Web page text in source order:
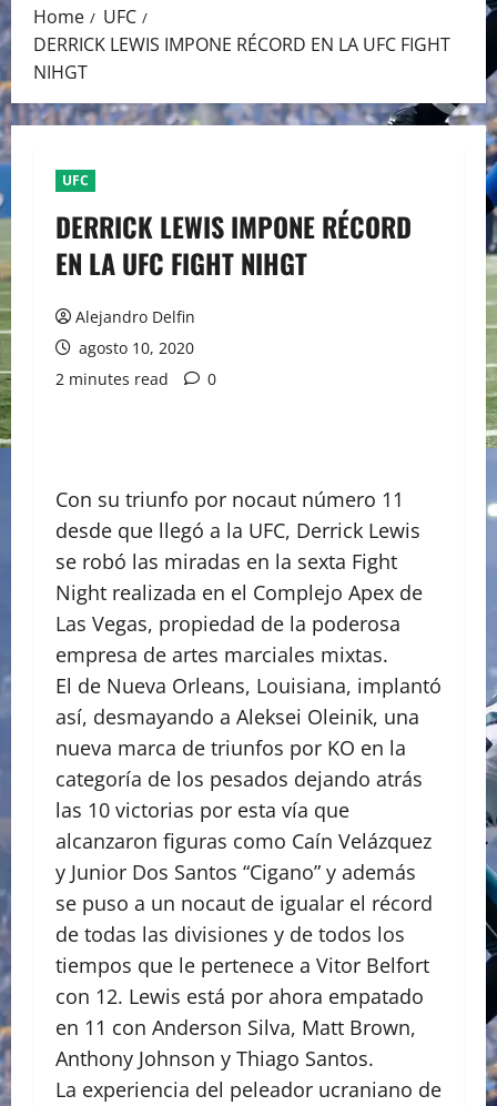
Home
UFC
DERRICK LEWIS IMPONE RÉCORD EN LA UFC FIGHT
NIHGT
UFC
DERRICK LEWIS IMPONE RÉCORD
EN LA UFC FIGHT NIHGT
Alejandro Delfin
agosto 10, 2020
2 minutes read
0
Con su triunfo por nocaut número 11
desde que llegó a la UFC, Derrick Lewis
se robó las miradas en la sexta Fight
Night realizada en el Complejo Apex de
Las Vegas, propiedad de la poderosa
empresa de artes marciales mixtas.
El de Nueva Orleans, Louisiana, implantó
así, desmayando a Aleksei Oleinik, una
nueva marca de triunfos por KO en la
categoría de los pesados dejando atrás
las 10 victorias por esta vía que
alcanzaron figuras como Caín Velázquez
y Junior Dos Santos “Cigano” y además
se puso a un nocaut de igualar el récord
de todas las divisiones y de todos los
tiempos que le pertenece a Vitor Belfort
con 12. Lewis está por ahora empatado
en 11 con Anderson Silva, Matt Brown,
Anthony Johnson y Thiago Santos.
La experiencia del peleador ucraniano de